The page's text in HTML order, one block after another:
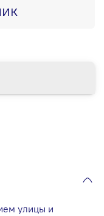
улицы и